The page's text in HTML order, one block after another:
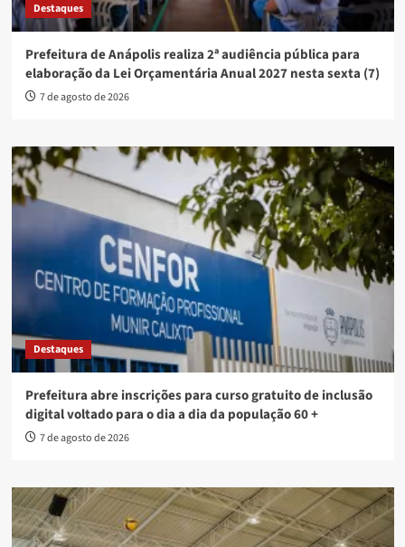
Destaques
Prefeitura de Anápolis realiza 2ª audiência pública para
elaboração da Lei Orçamentária Anual 2027 nesta sexta (7)
7 de agosto de 2026
Destaques
Prefeitura abre inscrições para curso gratuito de inclusão
digital voltado para o dia a dia da população 60 +
7 de agosto de 2026